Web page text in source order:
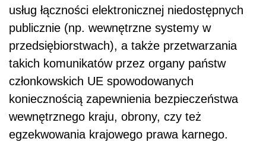
usług łączności elektronicznej niedostępnych
publicznie (np. wewnętrzne systemy w
przedsiębiorstwach), a także przetwarzania
takich komunikatów przez organy państw
członkowskich UE spowodowanych
koniecznością zapewnienia bezpieczeństwa
wewnętrznego kraju, obrony, czy też
egzekwowania krajowego prawa karnego.